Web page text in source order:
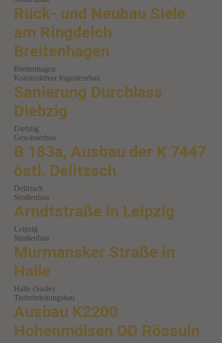
Rück- und Neubau Siele
am Ringdeich
Breitenhagen
Breitenhagen
Konstruktiver Ingenieurbau
Sanierung Durchlass
Diebzig
Diebzig
Gewässerbau
B 183a, Ausbau der K 7447
östl. Delitzsch
Delitzsch
Straßenbau
Arndtstraße in Leipzig
Leipzig
Straßenbau
Murmansker Straße in
Halle
Halle (Saale)
Tiefrohrleitungsbau
Ausbau K2200
Hohenmölsen OD Rössuln